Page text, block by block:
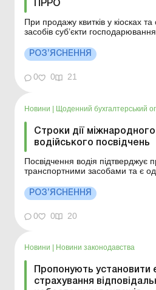
ПРРО
При продажу квитків у кіосках
засобів суб’єкти
використовувати РК та КОРО,
та/або ПРРО. Більше за темою: КОРО на РРО:
реєстрація, перереєстрація,
Пор...
РОЗ’ЯСНЕННЯ
0 0 21
Новини | Щоденний бухгалтерський
Строки дії
водійського посвідчень
Посвідчення водія підтверджує
транспортними засобами та є
посвідчення,строк його дії може
Розповідаємо, скільки діють
міжнародне посвідчення водія.
Рефор...
РОЗ’ЯСНЕННЯ
0 0 20
Новини Новини законодавства
Пропонують установити
страхування